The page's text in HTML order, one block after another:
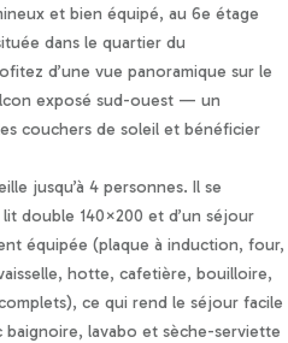
de consentement
et bien équipé, au 6e étage
dans le quartier du
d’une vue panoramique sur le
exposé sud-ouest — un
couchers de soleil et bénéficier
jusqu’à 4 personnes. Il se
double 140×200 et d’un séjour
équipée (plaque à induction, four,
hotte, cafetière, bouilloire,
ce qui rend le séjour facile
lavabo et sèche-serviette